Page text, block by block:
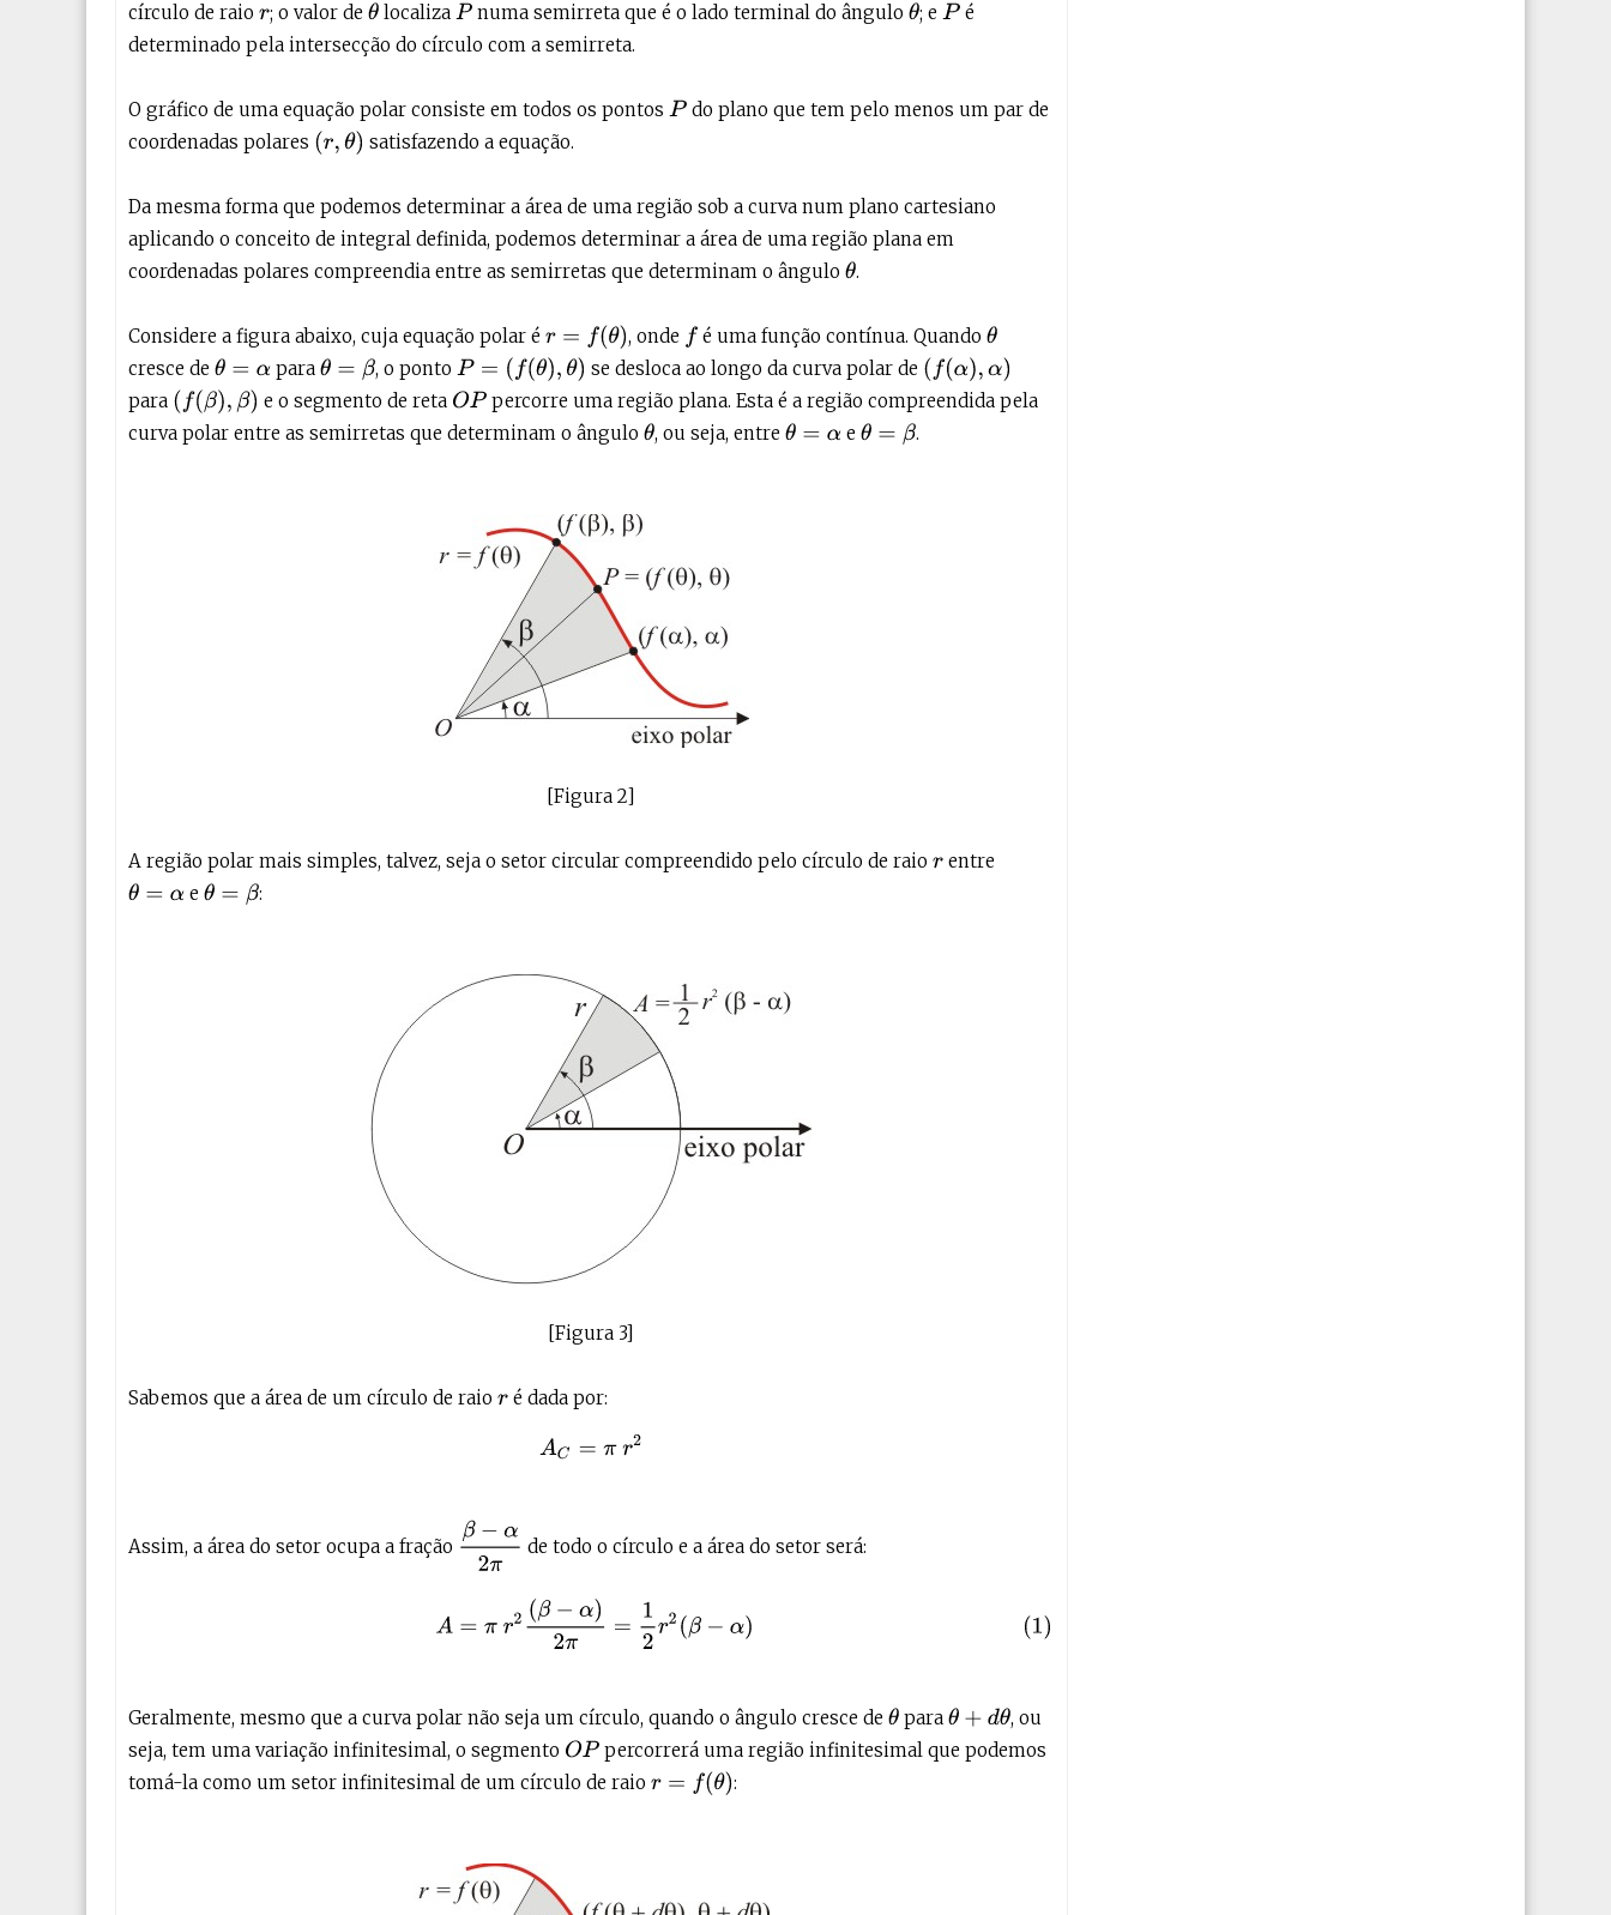
círculo de raio r; o valor de θlocaliza P numa semirreta que é o lado terminal do ânguloθ; eP é
determinado pela intersecção do círculo com a semirreta.
O gráfico de uma equação polar consiste em todos os pontos P do plano que tem pelo menos um par de
coordenadas polares (r,θ ) satisfazendo a equação.
Da mesma forma que podemos determinar a área de uma região sob a curva num plano cartesiano
aplicando o conceito de integral definida, podemos determinar a área de uma região plana em
coordenadas polares compreendia entre as semirretas que determinam o ângulo θ.
Considere a figura abaixo, cuja equação polar é r=f( ) , onde f é uma função contínua. Quandoθ
cresce de θ=α paraθ=β , o pontoP= (f( θ),θ) se desloca ao longo da curva polar de ( f(α),α)
para ( f(β),β) e o segmento de reta OP percorre uma região plana. Esta é a região compreendida pela
curva polar entre as semirretas que determinam o ângulo θ, ou seja, entreθ=α eθ=β .
[Figura 2]
A região polar mais simples, talvez, seja o setor circular compreendido pelo círculo de raio rentre
θ=α eθ=β :
[Figura 3]
Sabemos que a área de um círculo de raio ré dada por:
AC=π r2
Assim, a área do setor ocupa a fração
β− α2 π
de todo o círculo e a área do setor será:
=π r2( β− α)2 2r (β−
Geralmente, mesmo que a curva polar não seja um círculo, quando o ângulo cresce de θ paraθ+dθ
, ou
seja, tem uma variação infinitesimal, o segmento OP
percorrerá uma região infinitesimal que podemos
tomá-la como um setor infinitesimal de um círculo de raio r=f( ) :